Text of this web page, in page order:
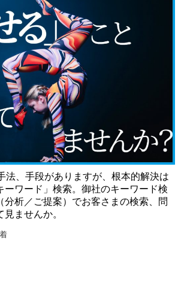
法、手段がありますが、根本的解決は
ーワード」検索。御社のキーワード検
分析／ご提案）でお客さまの検索、問
ませんか。